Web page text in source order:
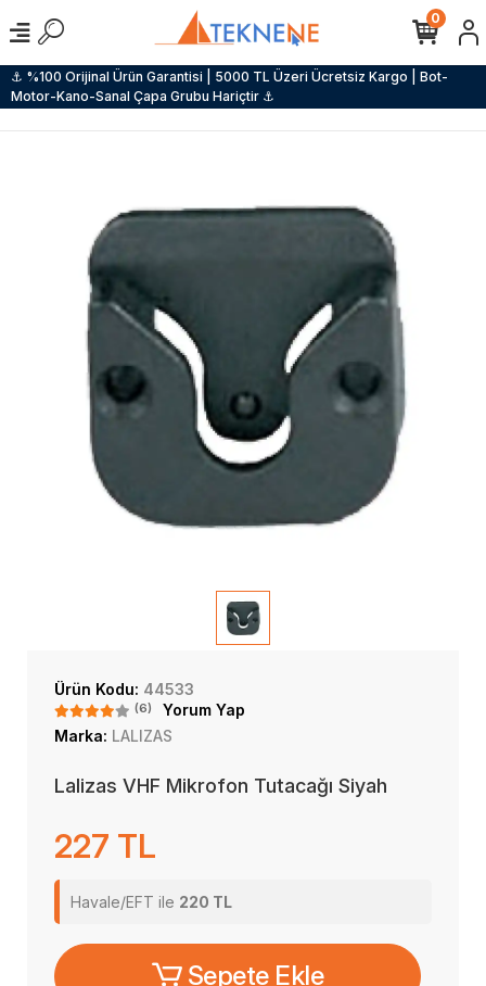
⚓ %100 Orijinal Ürün Garantisi | 5000 TL Üzeri Ücretsiz Kargo | Bot-
Motor-Kano-Sanal Çapa Grubu Hariçtir ⚓
0
Ürün Kodu: 44533
(6)
Yorum Yap
Marka: LALIZAS
Lalizas VHF Mikrofon Tutacağı Siyah
227 TL
Havale/EFT ile 220 TL
Sepete Ekle